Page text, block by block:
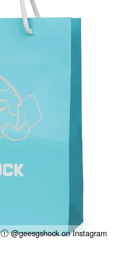
ⓘ @geesgshock on Instagram